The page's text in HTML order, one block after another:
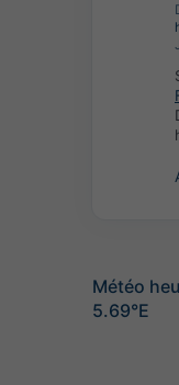
Météo
5.69°E